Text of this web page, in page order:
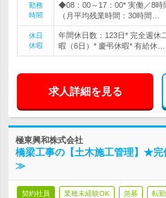
勤務
時間
◆08：00～17：00* 実働／8時
（月平均残業時間：30時間…
休日
休暇
年間休日数：123日* 完全週休
暇（6日）* 慶弔休暇* 有給休…
求人詳細を見る
極東興和株式会社
橋梁工事の【土木施工管理】★
≫
契約社員 業種未経験OK 急募 転